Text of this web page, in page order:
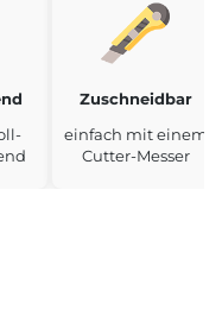
Zuschneidbar
einfach mit einem
Cutter-Messer